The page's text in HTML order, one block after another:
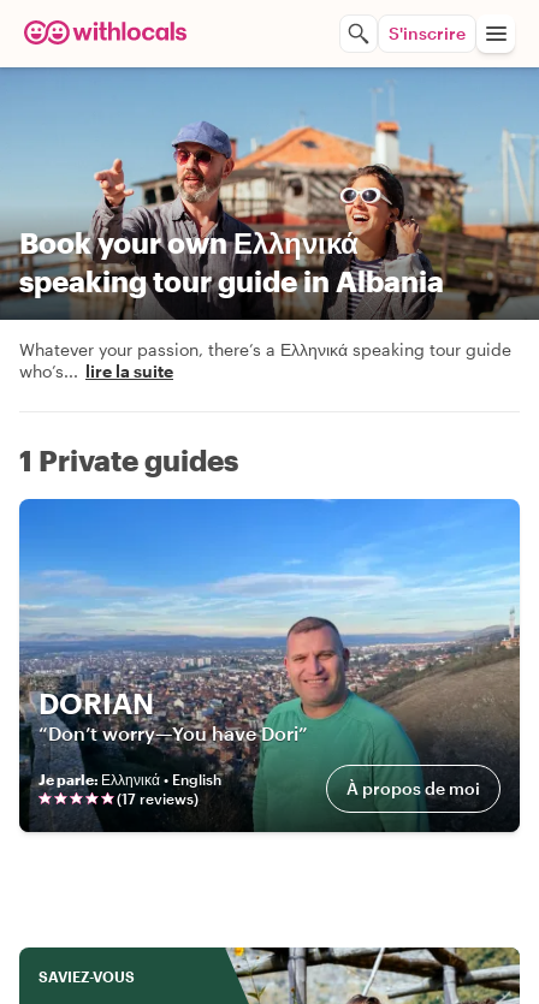
S'inscrire
Book your own Ελληνικά
speaking tour guide in Albania
Whatever your passion, there’s a Ελληνικά speaking tour guide
who’s... lire la suite
1 Private guides
DORIAN
“Don’t worry—You have Dori”
Je parle: Ελληνικά • English
(17 reviews) À propos de moi
SAVIEZ-VOUS